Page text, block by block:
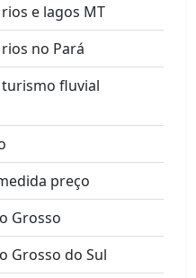
e lagos MT
no Pará
fluvial
preço
Grosso
Grosso do Sul